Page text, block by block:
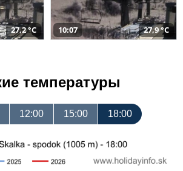
27,2 °C 10:07 27,9 °C
температуры
12:00 15:00 18:00